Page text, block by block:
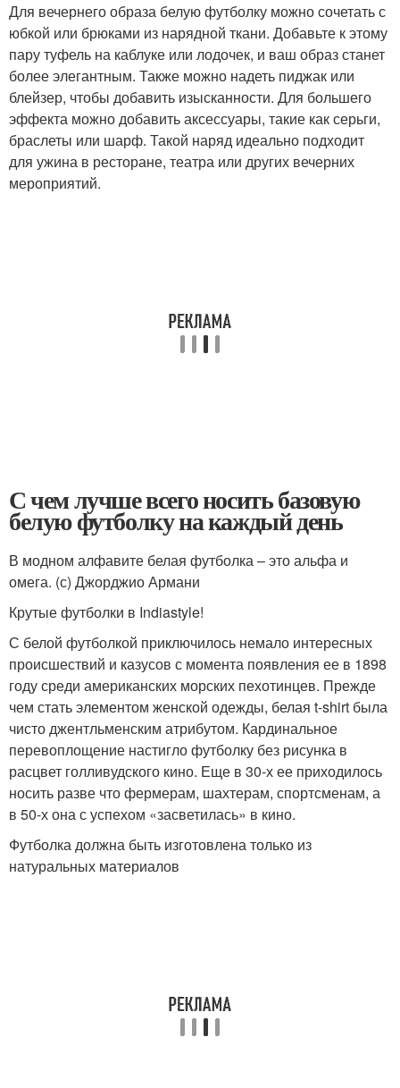
Для вечернего образа белую футболку можно сочетать с
юбкой или брюками из нарядной ткани. Добавьте к этому
пару туфель на каблуке или лодочек, и ваш образ станет
более элегантным. Также можно надеть пиджак или
блейзер, чтобы добавить изысканности. Для большего
эффекта можно добавить аксессуары, такие как серьги,
браслеты или шарф. Такой наряд идеально подходит
для ужина в ресторане, театра или других вечерних
мероприятий.
С чем лучше всего носить базовую
белую футболку на каждый день
В модном алфавите белая футболка – это альфа и
омега. (с) Джорджио Армани
Крутые футболки в Indiastyle!
С белой футболкой приключилось немало интересных
происшествий и казусов с момента появления ее в 1898
году среди американских морских пехотинцев. Прежде
чем стать элементом женской одежды, белая t-shirt была
чисто джентльменским атрибутом. Кардинальное
перевоплощение настигло футболку без рисунка в
расцвет голливудского кино. Еще в 30-х ее приходилось
носить разве что фермерам, шахтерам, спортсменам, а
в 50-х она с успехом «засветилась» в кино.
Футболка должна быть изготовлена только из
натуральных материалов